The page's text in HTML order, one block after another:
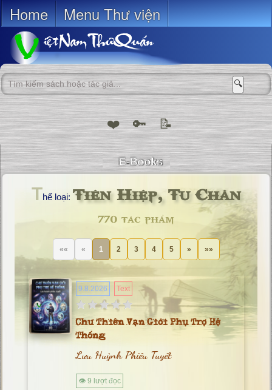
Home Menu Thư viện
🔍
❤️ 🔑 📝
Thể loại: Tiên Hiệp, Tu Chân
770 tác phẩm
«« « 1 2 3 4 5 » »»
9.8.2026 Text
Chư Thiên Vạn Giới Phụ Trợ Hệ
Thống
Lưu Huỳnh Phiêu Tuyết
👁 9 lượt đọc